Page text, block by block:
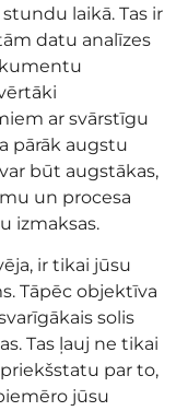
laikā. Tas ir
datu analīzes
ar svārstīgu
pārāk augstu
būt augstākas,
un procesa
izmaksas.
ir tikai jūsu
Tāpēc objektīva
solis
Tas ļauj ne tikai
par to,
jūsu